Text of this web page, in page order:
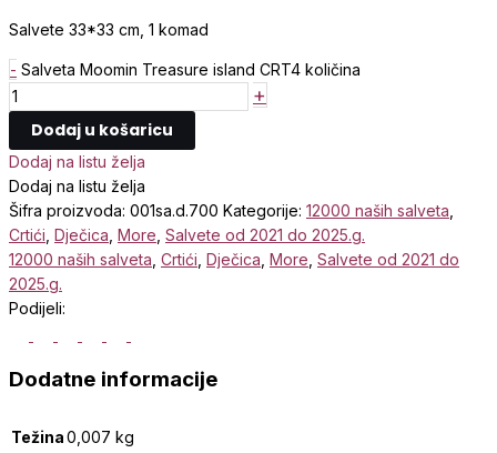
Salvete 33*33 cm, 1 komad
- Salveta Moomin Treasure island CRT4 količina
+
Dodaj u košaricu
Dodaj na listu želja
Dodaj na listu želja
Šifra proizvoda: 001sa.d.700 Kategorije: 12000 naših salveta
Crtići Dječica More Salvete od 2021 do 2025.g.
12000 naših salveta Crtići Dječica More Salvete od 2021 do
2025.g.
Podijeli:
Dodatne informacije
Težina0,007 kg